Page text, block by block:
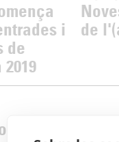
i
de
de
la